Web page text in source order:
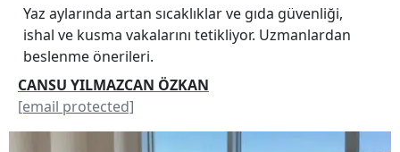
Yaz aylarında artan sıcaklıklar ve gıda güvenliği,
ishal ve kusma vakalarını tetikliyor. Uzmanlardan
beslenme önerileri.
CANSU YILMAZCAN ÖZKAN
[email protected]